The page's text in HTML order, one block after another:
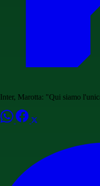
Inter, Marotta: "Qui siamo